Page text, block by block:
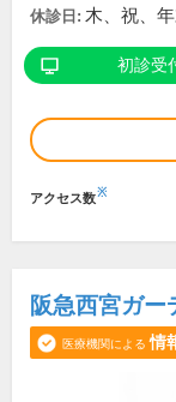
休診日: 木、祝、
初診受
アクセス数※
阪急西宮ガー
医療機関による 情